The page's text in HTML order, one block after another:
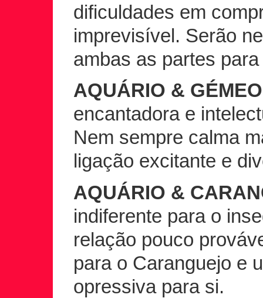
dificuldades em
imprevisível. Serão
ambas as partes
AQUÁRIO &
encantadora e
Nem sempre calma
ligação excitante e
AQUÁRIO &
indiferente para o
relação pouco
para o Caranguejo e
opressiva para si.